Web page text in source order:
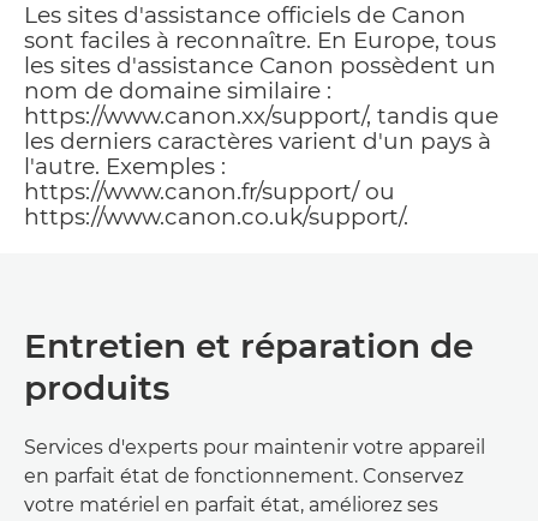
Les sites d'assistance officiels de Canon
sont faciles à reconnaître. En Europe, tous
les sites d'assistance Canon possèdent un
nom de domaine similaire :
https://www.canon.xx/support/, tandis que
les derniers caractères varient d'un pays à
l'autre. Exemples :
https://www.canon.fr/support/ ou
https://www.canon.co.uk/support/.
Entretien et réparation de
produits
Services d'experts pour maintenir votre appareil
en parfait état de fonctionnement. Conservez
votre matériel en parfait état, améliorez ses